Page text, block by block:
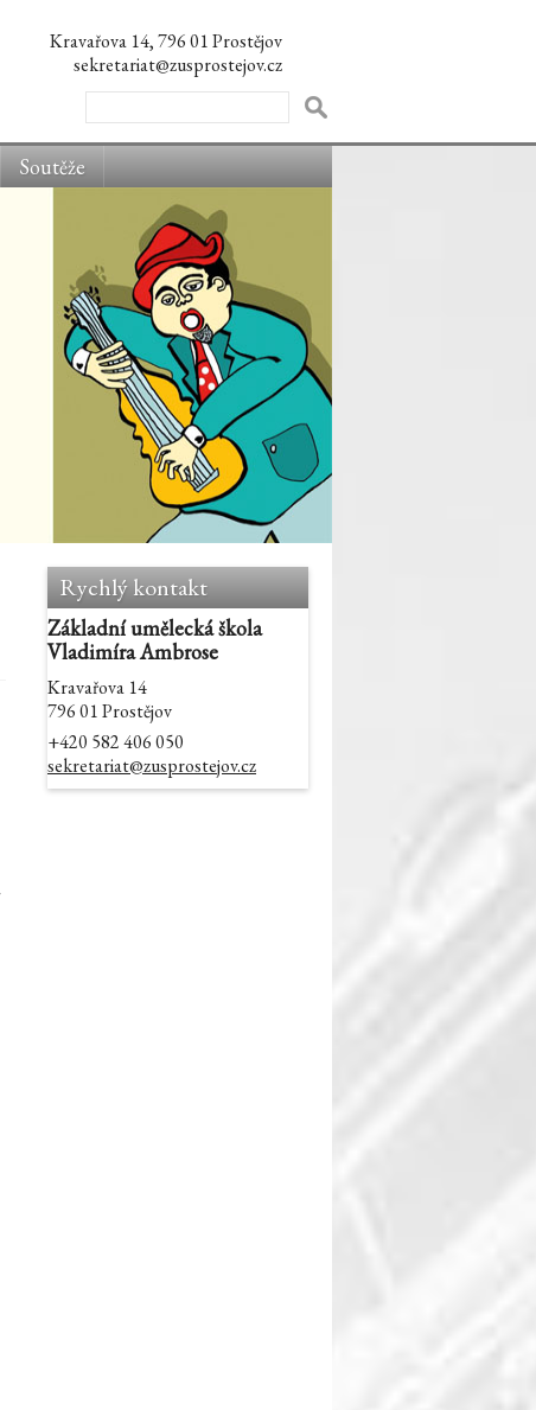
Kravařova 14, 796 01 Prostějov
sekretariat@zusprostejov.cz
Soutěže
Rychlý kontakt
Základní umělecká škola
Vladimíra Ambrose
Kravařova 14
796 01 Prostějov
+420 582 406 050
sekretariat@zusprostejov.cz